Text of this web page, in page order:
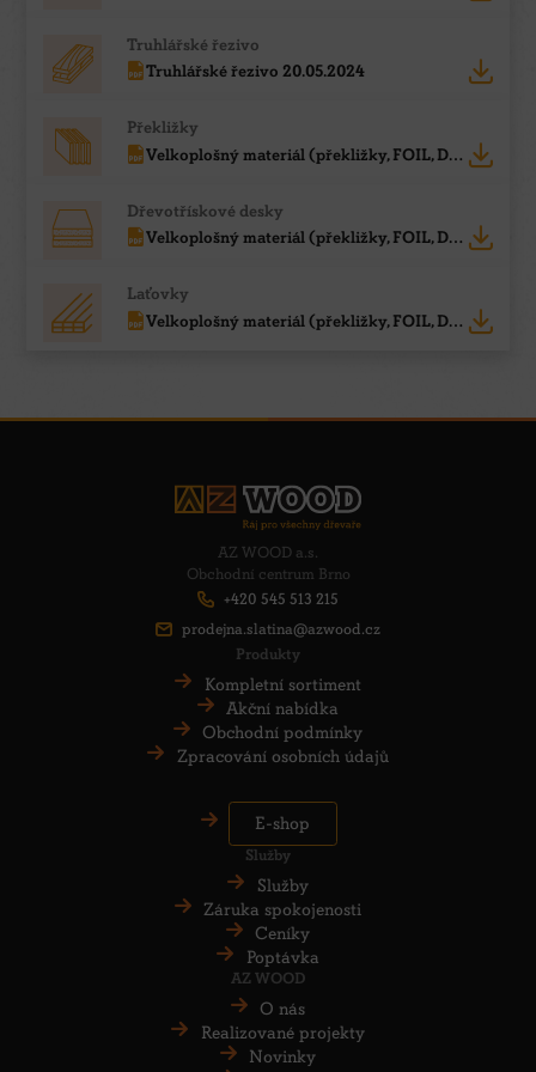
Truhlářské řezivo
Truhlářské řezivo 20.05.2024
Překližky
Velkoplošný materiál (překližky, FOIL, DTD, laťovky,...) 04.08.2026
Dřevotřískové desky
Velkoplošný materiál (překližky, FOIL, DTD, laťovky,...) 04.08.2026
Laťovky
Velkoplošný materiál (překližky, FOIL, DTD, laťovky,...) 04.08.2026
AZ WOOD a.s.
Obchodní centrum Brno
+420 545 513 215
prodejna.slatina@azwood.cz
Produkty
Kompletní sortiment
Akční nabídka
Obchodní podmínky
Zpracování osobních údajů
E-shop
Služby
Služby
Záruka spokojenosti
Ceníky
Poptávka
AZ WOOD
O nás
Realizované projekty
Novinky